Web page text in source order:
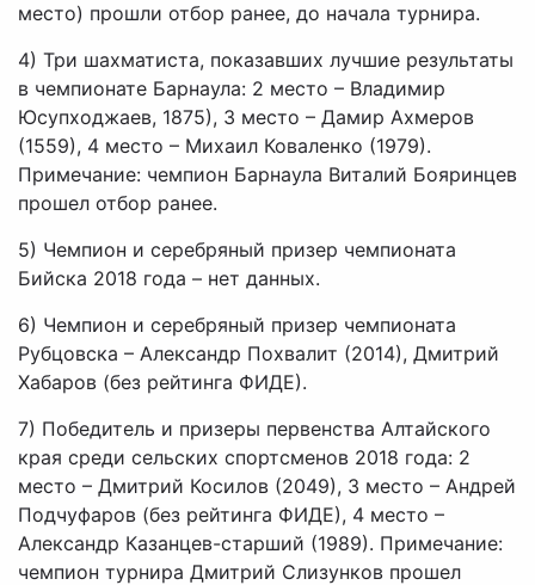
место) прошли отбор ранее, до начала турнира.
4) Три шахматиста, показавших лучшие результаты
в чемпионате Барнаула: 2 место – Владимир
Юсупходжаев, 1875), 3 место – Дамир Ахмеров
(1559), 4 место – Михаил Коваленко (1979).
Примечание: чемпион Барнаула Виталий Бояринцев
прошел отбор ранее.
5) Чемпион и серебряный призер чемпионата
Бийска 2018 года – нет данных.
6) Чемпион и серебряный призер чемпионата
Рубцовска – Александр Похвалит (2014), Дмитрий
Хабаров (без рейтинга ФИДЕ).
7) Победитель и призеры первенства Алтайского
края среди сельских спортсменов 2018 года: 2
место – Дмитрий Косилов (2049), 3 место – Андрей
Подчуфаров (без рейтинга ФИДЕ), 4 место –
Александр Казанцев-старший (1989). Примечание:
чемпион турнира Дмитрий Слизунков прошел